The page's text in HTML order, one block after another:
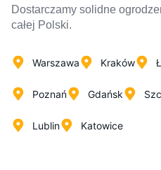
Dostarczamy solidne
całej Polski.
Warszawa Kraków
Poznań Gdańsk
Lublin Katowice